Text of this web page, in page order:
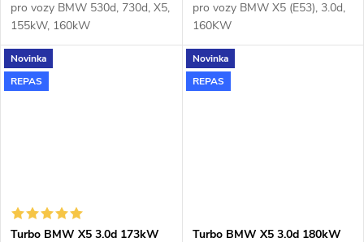
pro vozy BMW 530d, 730d, X5,
155kW, 160kW
pro vozy BMW X5 (E53), 3.0d,
160KW
Novinka
REPAS
Turbo BMW X5 3.0d 173kW
Novinka
REPAS
Turbo BMW X5 3.0d 180kW